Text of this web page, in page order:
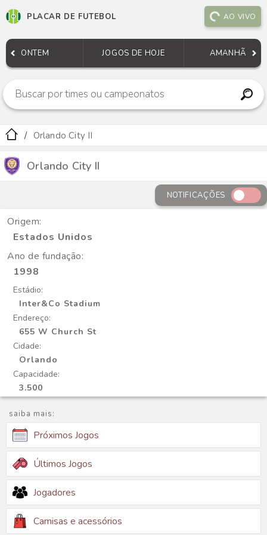
PLACAR DE FUTEBOL AO VIVO
ONTEM JOGOS DE HOJE AMANHÃ
Orlando City II
Orlando City II
NOTIFICAÇÕES
Origem:
Estados Unidos
Ano de fundação:
1998
Estádio:
Inter&Co Stadium
Endereço:
655 W Church St
Cidade:
Orlando
Capacidade:
3.500
saiba mais:
Próximos Jogos
Últimos Jogos
Jogadores
Camisas e acessórios